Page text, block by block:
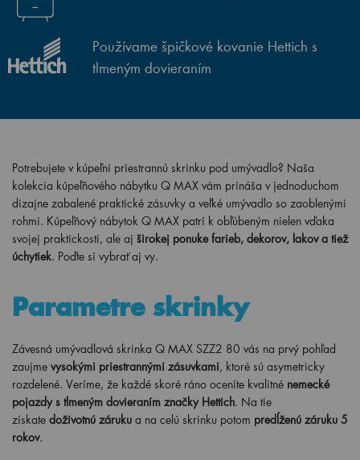
Používame špičkové kovanie Hettich s
tlmeným dovieraním
Potrebujete v kúpeľni priestrannú skrinku pod umývadlo? Naša
kolekcia kúpeľňového nábytku Q MAX vám prináša v jednoduchom
dizajne zabalené praktické zásuvky a veľké umývadlo so zaoblenými
rohmi. Kúpeľňový nábytok Q MAX patrí k obľúbeným nielen vďaka
svojej praktickosti, ale aj širokej ponuke farieb, dekorov, lakov a tiež
úchytiek. Poďte si vybrať aj vy.
Parametre skrinky
Závesná umývadlová skrinka Q MAX SZZ2 80 vás na prvý pohľad
zaujme vysokými priestrannými zásuvkami, ktoré sú asymetricky
rozdelené. Veríme, že každé skoré ráno oceníte kvalitné nemecké
pojazdy s tlmeným dovieraním značky Hettich. Na tie
získate doživotnú záruku a na celú skrinku potom predĺženú záruku 5
rokov.